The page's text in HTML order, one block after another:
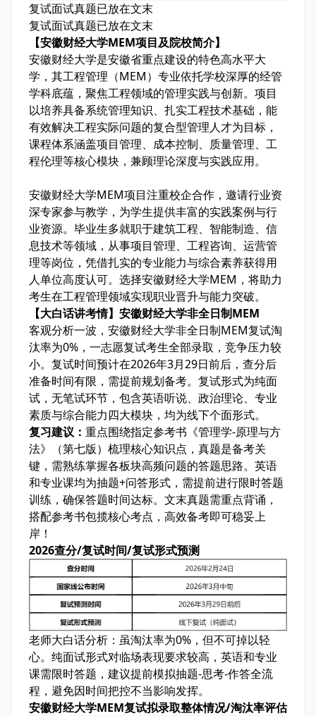
复试面试真题已放在文末
复试面试真题已放在文末
【安徽财经大学MEM项目及院校简介】
安徽财经大学是安徽省重点建设的特色高水平大
学，其工程管理（MEM）专业依托学校深厚的经管
学科底蕴，聚焦工程领域的管理实践与创新。项目
以培养具备系统管理知识、扎实工程技术基础，能
有效解决工程实际问题的复合型管理人才为目标，
课程体系涵盖项目管理、成本控制、质量管理、工
程伦理等核心模块，兼顾理论深度与实践应用。
安徽财经大学MEM项目注重校企合作，邀请行业资
深专家参与教学，为学生提供丰富的实践案例与行
业资源。毕业生多就职于建筑工程、智能制造、信
息技术等领域，从事项目管理、工程咨询、运营管
理等岗位，凭借扎实的专业能力与综合素养获得用
人单位高度认可。选择安徽财经大学MEM，将助力
考生在工程管理领域实现职业晋升与能力突破。
【大白话讲考情】安徽财经大学非全日制MEM
客观分析一波，安徽财经大学非全日制MEM复试淘
汰率为0% ，一志愿复试考生全部录取，竞争压力较
小。复试时间预计在2026年3月29日前后，查分后
准备时间有限，需提前规划备考。复试形式为纯面
试 ，无笔试环节，包含英语听说、政治理论、专业
素质与综合能力四大模块，均为线下个面形式。
复习建议： 重点围绕指定参考书《管理学-原理与方
法》（第七版）梳理核心知识点， 真题是备考关
键，需熟练掌握各板块高频问题的答题思路。英语
和专业课均为抽题+问答形式，需提前进行限时答题
训练，确保答题时间达标。 文末真题需重点背诵 ，
搭配参考书包揽核心考点，高效备考即可稳妥上
岸！
2026查分/复试时间/复试形式预测
老师大白话分析： 虽淘汰率为0%，但不可掉以轻
心。纯面试形式对临场表现要求较高，英语和专业
课需限时答题，建议提前模拟抽题-思考-作答全流
程，避免因时间把控不当影响发挥。
安徽财经大学MEM复试拟录取整体情况/淘汰率评估